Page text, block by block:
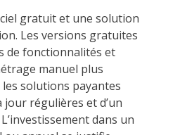
gratuit et une solution
Les versions gratuites
de fonctionnalités et
manuel plus
solutions payantes
jour régulières et d’un
dans un